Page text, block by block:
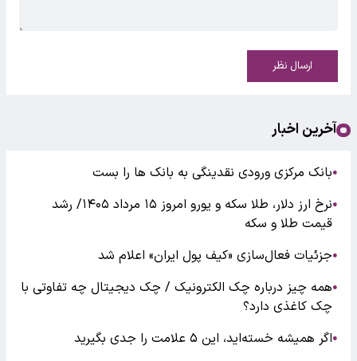
ارسال نظر
آخرین اخبار
●بانک مرکزی ورودی نقدینگی به بانک ها را بست
●
نرخ ارز دلار، طلا سکه و یورو امروز ۱۵ مرداد ۱۴۰۵/ رشد
قیمت طلا و سکه
●جزئیات فعال‌سازی «کیف پول ایران» اعلام شد
●همه چیز درباره چک الکترونیک / چک دیجیتال چه تفاوتی با
چک کاغذی دارد؟
●اگر همیشه خسته‌اید، این ۵ علامت را جدی بگیرید